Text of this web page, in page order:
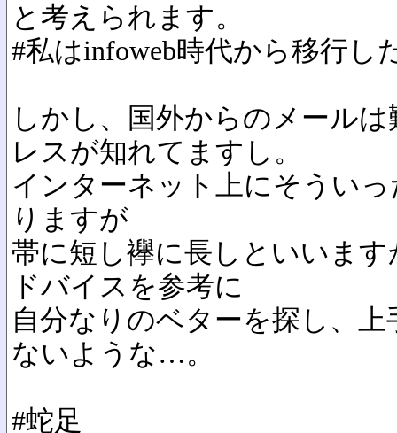
と考えられます。
#私はinfoweb時代から移行し
しかし、国外からのメール
レスが知れてますし。
インターネット上にそうい
りますが
帯に短し襷に長しといいま
ドバイスを参考に
自分なりのベターを探し、
ないような…。
#蛇足